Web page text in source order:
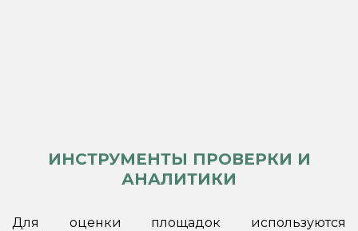
ИНСТРУМЕНТЫ ПРОВЕРКИ И
АНАЛИТИКИ
Для оценки площадок используются